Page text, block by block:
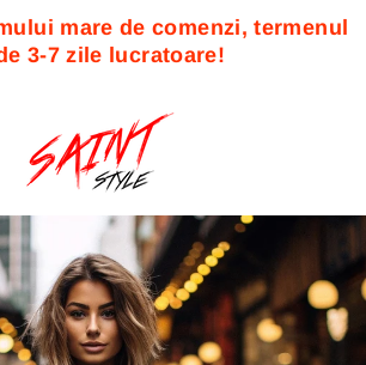
mare de comenzi, termenul
3-7 zile lucratoare!